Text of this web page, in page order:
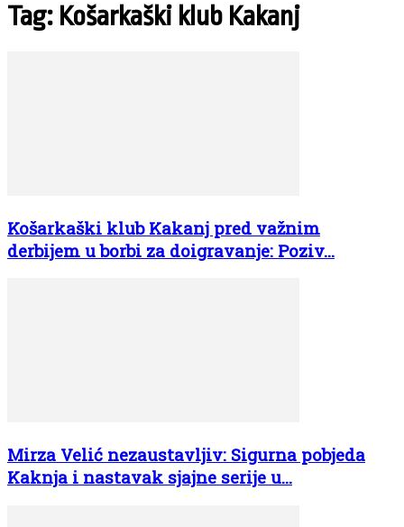
Tag: Košarkaški klub Kakanj
Košarkaški klub Kakanj pred važnim
derbijem u borbi za doigravanje: Poziv...
Mirza Velić nezaustavljiv: Sigurna pobjeda
Kaknja i nastavak sjajne serije u...